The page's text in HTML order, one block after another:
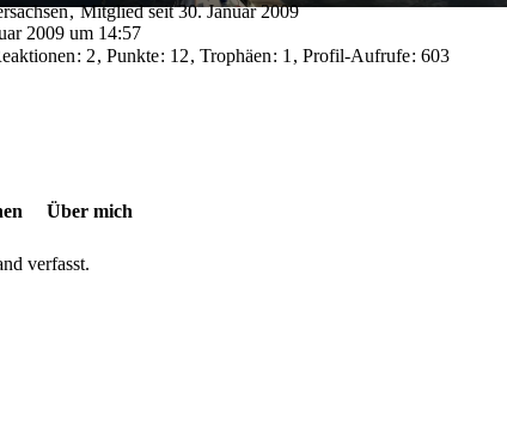
Mitglied seit 30. Januar 2009
2009 um 14:57
2 Punkte 12 Trophäen 1 Profil-Aufrufe 603
Über mich
verfasst.